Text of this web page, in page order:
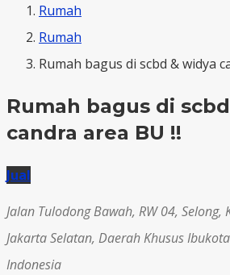
Rumah
Rumah
Rumah bagus di scbd & widya
Rumah bagus di
candra area BU !!
Jual
Jalan Tulodong Bawah, RW 04, Selong,
Jakarta Selatan, Daerah Khusus
Indonesia